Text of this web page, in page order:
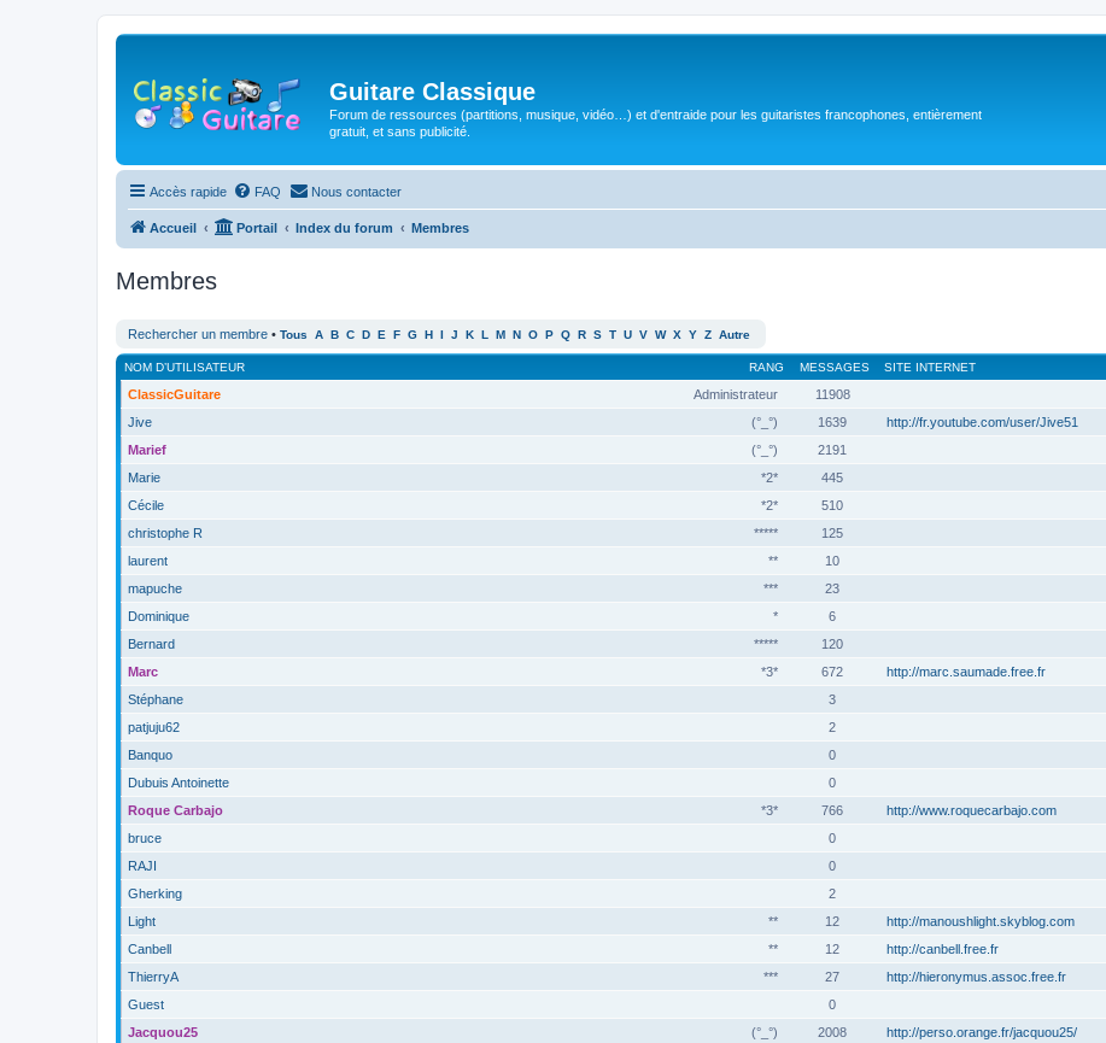
Guitare Classique
Forum de ressources (partitions, musique, vidéo…) et d'entraide pour les guitaristes francophones, entièrement
gratuit, et sans publicité.
Accès rapide FAQ Nous contacter
Accueil Portail Index du forum Membres
Membres
Rechercher un membre • Tous A B C D E F G H I J K L M N O P Q R S T U V W X Y Z Autre
RANG
NOM D’UTILISATEUR MESSAGES SITE INTERNET
Administrateur
ClassicGuitare 11908
(°_°)
Jive 1639 http://fr.youtube.com/user/Jive51
(°_°)
Marief 2191
*2*
Marie 445
*2*
Cécile 510
*****
christophe R 125
**
laurent 10
***
mapuche 23
*
Dominique 6
*****
Bernard 120
*3*
Marc 672 http://marc.saumade.free.fr
Stéphane
3
patjuju62
2
Banquo
0
Dubuis Antoinette
0
*3*
Roque Carbajo 766 http://www.roquecarbajo.com
bruce
0
RAJI
0
Gherking
2
**
Light 12 http://manoushlight.skyblog.com
**
Canbell 12 http://canbell.free.fr
***
ThierryA 27 http://hieronymus.assoc.free.fr
Guest
0
(°_°)
Jacquou25 2008 http://perso.orange.fr/jacquou25/